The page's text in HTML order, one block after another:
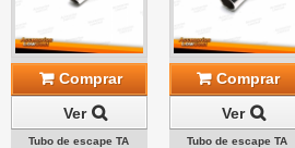
Comprar
Ver
Tubo de escape TA
Comprar
Ver
Tubo de escape TA